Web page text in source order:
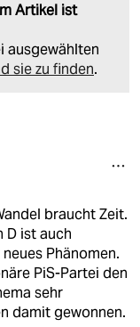
Artikel ist
ausgewählten
sie zu finden.
braucht Zeit.
D ist auch
Phänomen.
PiS-Partei den
sehr
damit gewonnen.